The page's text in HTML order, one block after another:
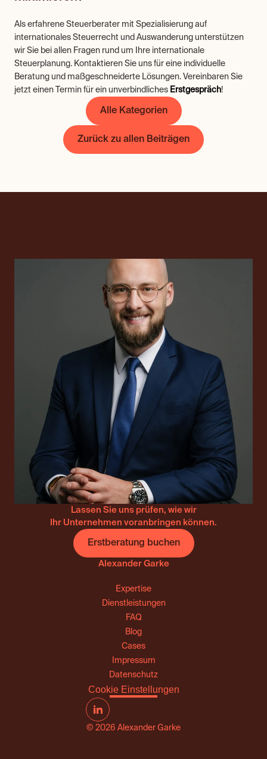
Als erfahrene Steuerberater mit Spezialisierung auf
internationales Steuerrecht und Auswanderung unterstützen
wir Sie bei allen Fragen rund um Ihre internationale
Steuerplanung. Kontaktieren Sie uns für eine individuelle
Beratung und maßgeschneiderte Lösungen. Vereinbaren Sie
jetzt einen Termin für ein unverbindliches Erstgespräch!
Alle Kategorien
Zurück zu allen Beiträgen
Lassen Sie uns prüfen, wie wir
Ihr Unternehmen voranbringen können.
Erstberatung buchen
Alexander Garke
Expertise
Dienstleistungen
FAQ
Blog
Cases
Impressum
Datenschutz
Cookie Einstellungen
© 2026 Alexander Garke